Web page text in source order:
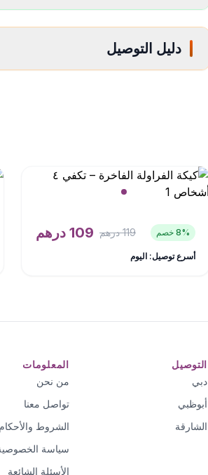
دليل التوصيل
8% خصم 119درهم 109 درهم
أسرع توصيل: اليوم
التوصيل
دبي
أبوظبي
الشارقة
المعلومات
من نحن
تواصل معنا
الشروط والأحكام
سياسة
الأسئلة الشائعة